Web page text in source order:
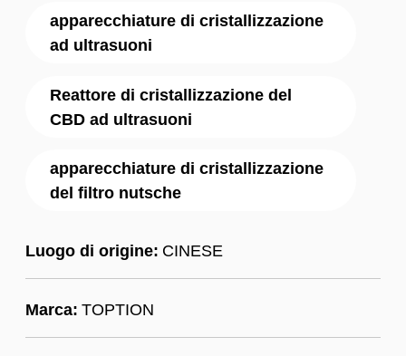
apparecchiature di cristallizzazione
ad ultrasuoni
Reattore di cristallizzazione del
CBD ad ultrasuoni
apparecchiature di cristallizzazione
del filtro nutsche
Luogo di origine: CINESE
Marca: TOPTION